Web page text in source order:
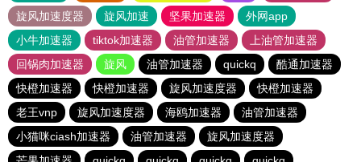
旋风加速度器
旋风加速 坚果加速器
外网app
小牛加速器
tiktok加速器 油管加速器
上油管加速器
回锅肉加速器
旋风 油管加速器 quickq
酷通加速器
快橙加速器
快橙加速器 旋风加速度器
快橙加速器
老王vnp
旋风加速度器 海鸥加速器
油管加速器
小猫咪ciash加速器
油管加速器
旋风加速度器